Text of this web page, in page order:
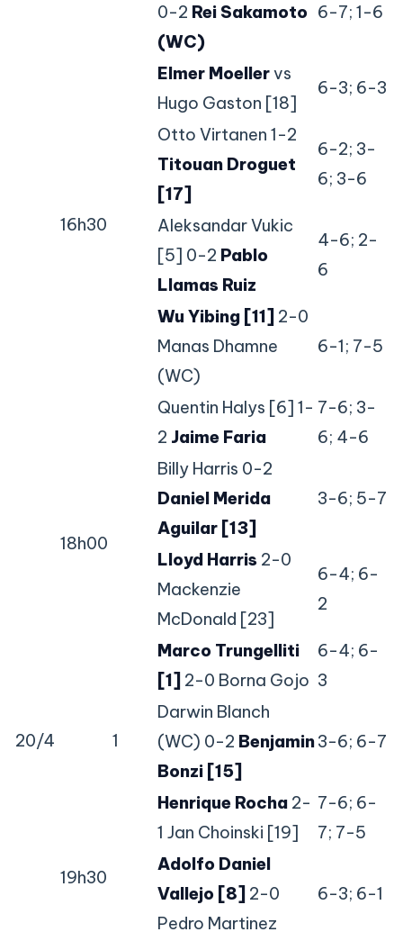
20/4 1
0-2 Rei Sakamoto
(WC)
6-7; 1-6
16h30
Elmer Moellervs
Hugo Gaston [18]
6-3; 6-3
Otto Virtanen 1-2
Titouan Droguet
[17]
6-2; 3-
6; 3-6
Aleksandar Vukic
[5] 0-2 Pablo
Llamas Ruiz
4-6; 2-
6
Wu Yibing [11] 2-0
Manas Dhamne
(WC)
6-1; 7-5
18h00
Quentin Halys [6] 1-
2 Jaime Faria
7-6; 3-
6; 4-6
Billy Harris 0-2
Daniel Merida
Aguilar [13]
3-6; 5-7
Lloyd Harris 2-0
Mackenzie
McDonald [23]
6-4; 6-
2
Marco Trungelliti
[1] 2-0 Borna Gojo
6-4; 6-
3
19h30
Darwin Blanch
(WC) 0-2 Benjamin
Bonzi [15]
3-6; 6-7
Henrique Rocha 2-
1 Jan Choinski [19]
7-6; 6-
7; 7-5
Adolfo Daniel
Vallejo [8] 2-0
Pedro Martinez
6-3; 6-1